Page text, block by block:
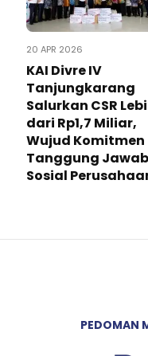
20 APR 2026
KAI Divre IV
Tanjungkarang
Salurkan CSR
dari Rp1,7 Miliar,
Wujud Komitmen
Tanggung Jawab
Sosial
PEDOMAN